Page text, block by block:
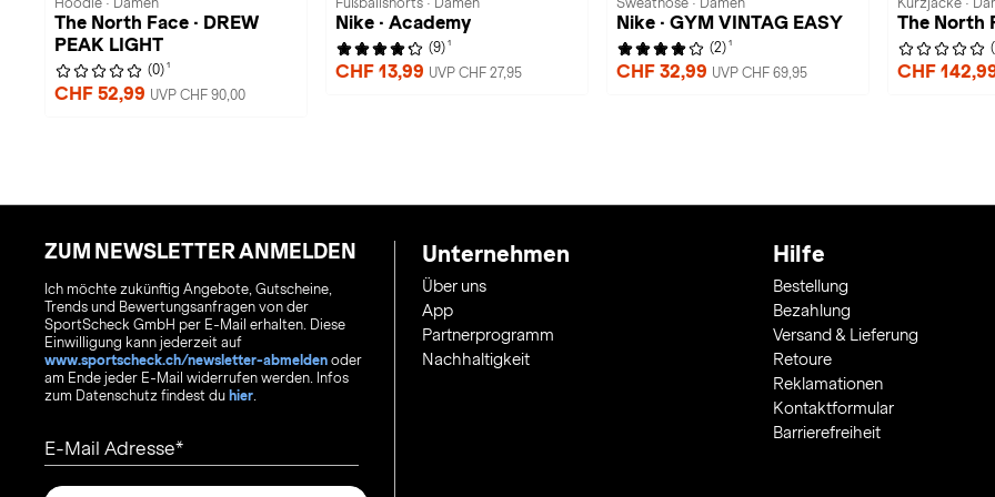
Hoodie · Damen
The North Face · DREW
PEAK LIGHT
(0) 1
CHF 52,99 UVP CHF 90,00
Fußballshorts · Damen
Nike · Academy
(9) 1
CHF 13,99 UVP CHF 27,95
Sweathose · Damen
Nike · GYM VINTAG EASY
(2) 1
CHF 32,99 UVP CHF 69,95
Kurzjacke ·
The North
CHF
ZUM NEWSLETTER ANMELDEN
Ich möchte zukünftig Angebote, Gutscheine,
Trends und Bewertungsanfragen von der
SportScheck GmbH per E-Mail erhalten. Diese
Einwilligung kann jederzeit auf
www.sportscheck.ch/newsletter-abmelden oder
am Ende jeder E-Mail widerrufen werden. Infos
zum Datenschutz findest du hier.
E-Mail Adresse
Unternehmen
Über uns
App
Partnerprogramm
Nachhaltigkeit
Hilfe
Bestellung
Bezahlung
Versand & Lieferung
Retoure
Reklamationen
Kontaktformular
Barrierefreiheit